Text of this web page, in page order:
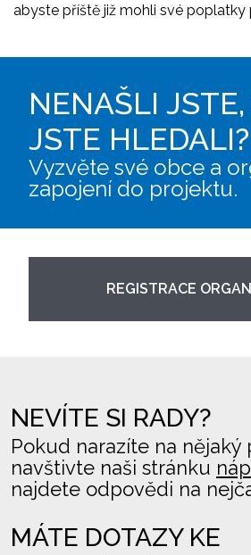
abyste příště již mohli své poplatky
NENAŠLI JSTE,
JSTE HLEDALI?
Vyzvěte své obce a
zapojení do projektu.
REGISTRACE
NEVÍTE SI RADY?
Pokud narazíte na nějaký
navštivte naši stránku
najdete odpovědi na
MÁTE DOTAZY KE